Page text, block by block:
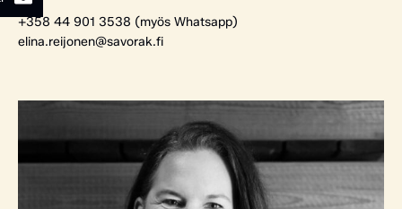
+358 44 901 3538 (myös Whatsapp)
elina.reijonen@savorak.fi